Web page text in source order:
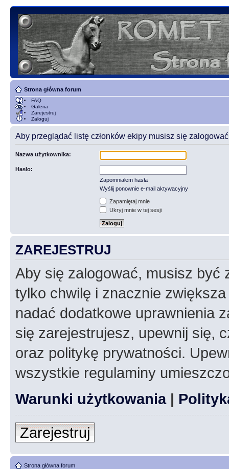
Strona główna forum
FAQ
Galeria
Zarejestruj
Zaloguj
Aby przeglądać listę członków ekipy musisz się
Nazwa użytkownika:
Hasło:
Zapomniałem hasła
Wyślij ponownie e-mail aktywacyjny
Zapamiętaj mnie
Ukryj mnie w tej sesji
ZAREJESTRUJ
Aby się zalogować, musisz być
tylko chwilę i znacznie
nadać dodatkowe uprawnienia
się zarejestrujesz, upewnij się,
oraz politykę prywatności.
wszystkie regulaminy
Warunki użytkowania|
Zarejestruj
Strona główna forum